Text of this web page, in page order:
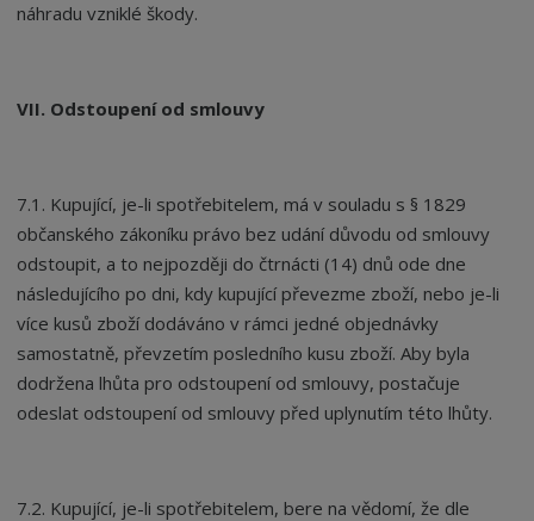
náhradu vzniklé škody.
VII. Odstoupení od smlouvy
7.1. Kupující, je-li spotřebitelem, má v souladu s § 1829
občanského zákoníku právo bez udání důvodu od smlouvy
odstoupit, a to nejpozději do čtrnácti (14) dnů ode dne
následujícího po dni, kdy kupující převezme zboží, nebo je-li
více kusů zboží dodáváno v rámci jedné objednávky
samostatně, převzetím posledního kusu zboží. Aby byla
dodržena lhůta pro odstoupení od smlouvy, postačuje
odeslat odstoupení od smlouvy před uplynutím této lhůty.
7.2. Kupující, je-li spotřebitelem, bere na vědomí, že dle